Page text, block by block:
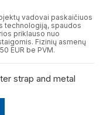
vadovai paskaičiuos
technologiją, spaudos
priklauso nuo
Fizinių asmenų
EUR be PVM.
strap and metal